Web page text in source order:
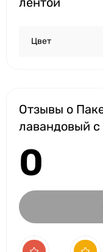
Цвет
Отзывы о
лавандовый с
0